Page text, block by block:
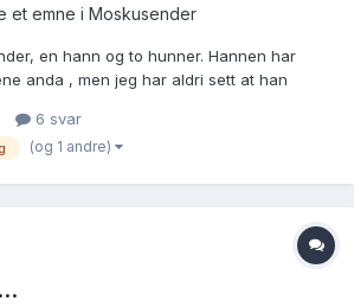
et emne i Moskusender
en hann og to hunner. Hannen har
anda , men jeg har aldri sett at han
rangstigen. Er det noen som har en god
tid tar det fra de parrer til de...
6 svar
(og 1 andre)